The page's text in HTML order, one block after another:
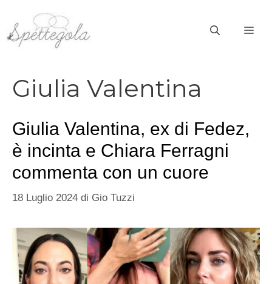
contenuto
Giulia Valentina
Giulia Valentina, ex di Fedez,
è incinta e Chiara Ferragni
commenta con un cuore
18 Luglio 2024 di Gio Tuzzi